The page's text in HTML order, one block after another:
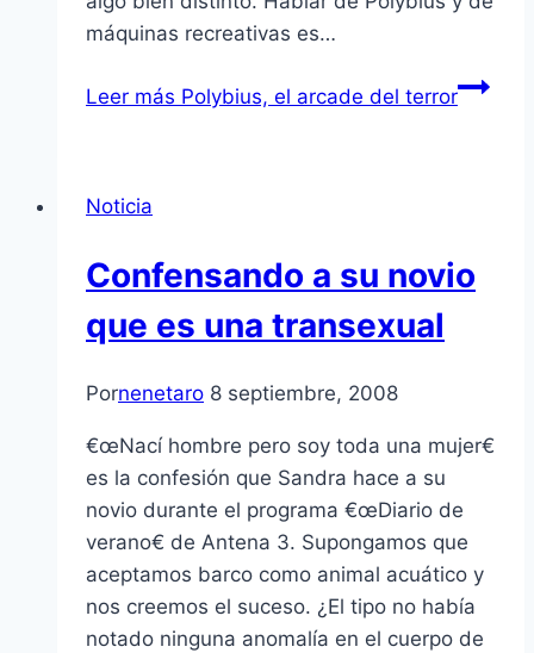
máquinas recreativas es…
Leer más Polybius, el arcade del terror
Noticia
Confensando a su novio
que es una transexual
Pornenetaro 8 septiembre, 2008
€œNací­ hombre pero soy toda una mujer€
es la confesión que Sandra hace a su
novio durante el programa €œDiario de
verano€ de Antena 3. Supongamos que
aceptamos barco como animal acuático y
nos creemos el suceso. ¿El tipo no habí­a
notado ninguna anomalí­a en el cuerpo de